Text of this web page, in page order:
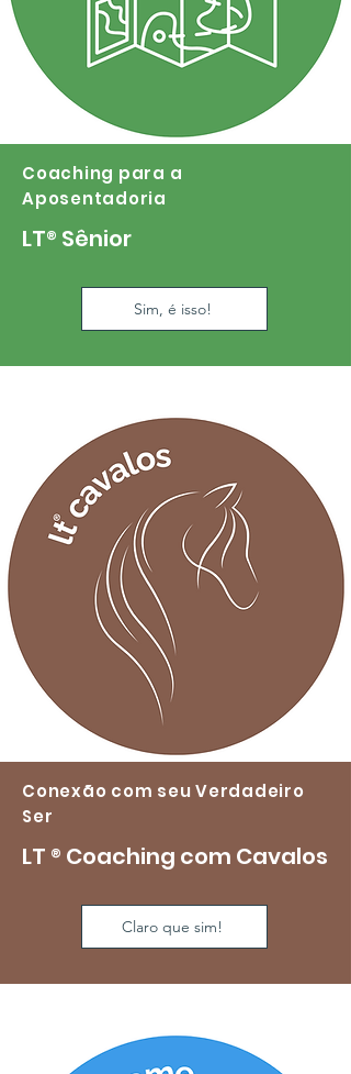
Coaching para a
Aposentadoria
LT® Sênior
Sim, é isso!
Conexão com seu Verdadeiro
Ser
LT ® Coaching com Cavalos
Claro que sim!